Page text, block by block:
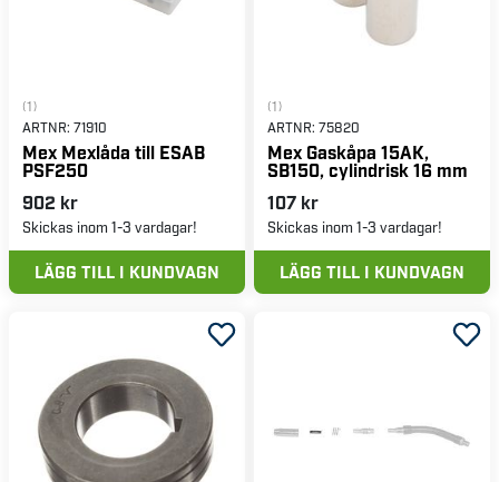
(1)
ARTNR: 71910
Mex Mexlåda till ESAB
PSF250
902 kr
Skickas inom 1-3 vardagar!
LÄGG TILL I KUNDVAGN
(1)
ARTNR: 75820
Mex Gaskåpa 15AK,
SB150, cylindrisk 16 mm
107 kr
Skickas inom 1-3 vardagar!
LÄGG TILL I KUNDVAGN